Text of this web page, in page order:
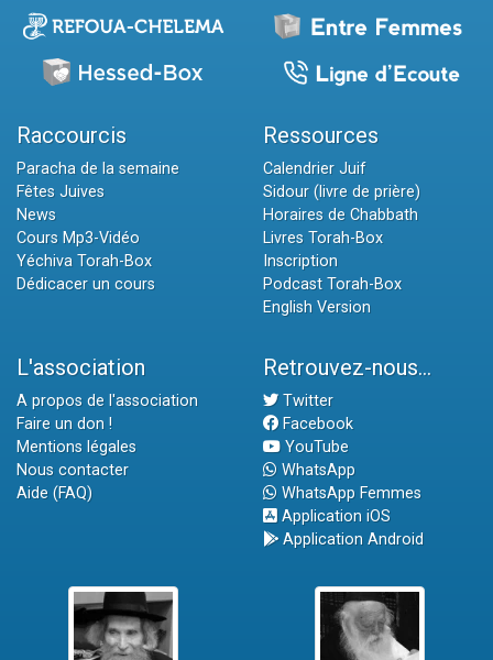
Raccourcis
Paracha de la semaine
Fêtes Juives
News
Cours Mp3-Vidéo
Yéchiva Torah-Box
Dédicacer un cours
Ressources
Calendrier Juif
Sidour (livre de prière)
Horaires de Chabbath
Livres Torah-Box
Inscription
Podcast Torah-Box
English Version
L'association
A propos de l'association
Faire un don !
Mentions légales
Nous contacter
Aide (FAQ)
Retrouvez-nous...
Twitter
Facebook
YouTube
WhatsApp
WhatsApp Femmes
Application iOS
Application Android